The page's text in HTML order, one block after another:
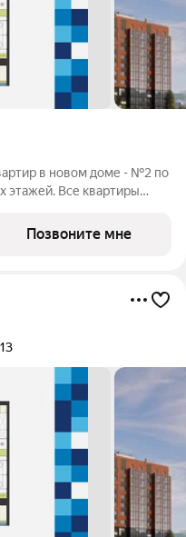
в новом доме - №2 по
этажей. Все квартиры
квартирографии,
Позвоните мне